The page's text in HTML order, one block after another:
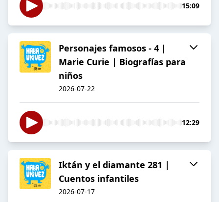
15:09
Personajes famosos - 4 |
Marie Curie | Biografías para
niños
2026-07-22
12:29
Iktán y el diamante 281 |
Cuentos infantiles
2026-07-17